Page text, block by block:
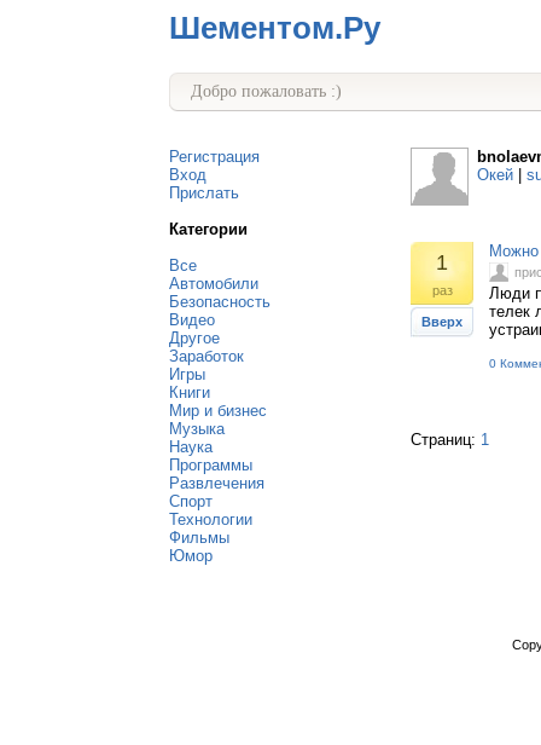
Шементом.Ру
Добро пожаловать :)
Регистрация
Вход
Прислать
Категории
Все
Автомобили
Безопасность
Видео
Другое
Заработок
Игры
Книги
Мир и бизнес
Музыка
Наука
Программы
Развлечения
Спорт
Технологии
Фильмы
Юмор
Окей
1
раз
Вверх
Можно
Люди
телек
0
Страниц: 1